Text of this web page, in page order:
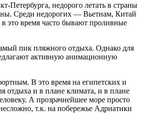
Петербурга, недорого летать в страны
Среди недорогих — Вьетнам, Китай
это время часто бывают проливные
пик пляжного отдыха. Однако для
активную анимационную
В это время на египетских и
отдыха и в плане климата, и в плане
А прозрачнейшее море просто
т.к. на побережье Адриатики